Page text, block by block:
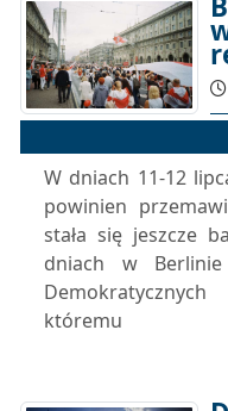
W dniach 11-12
powinien
stała się jeszcze
dniach w
któremu